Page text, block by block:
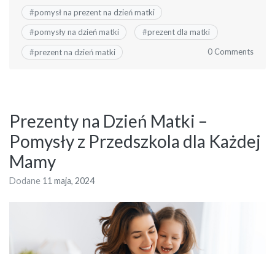
#pomysł na prezent na dzień matki
#pomysły na dzień matki #prezent dla matki
#prezent na dzień matki 0 Comments
Prezenty na Dzień Matki –
Pomysły z Przedszkola dla Każdej
Mamy
Dodane 11 maja, 2024